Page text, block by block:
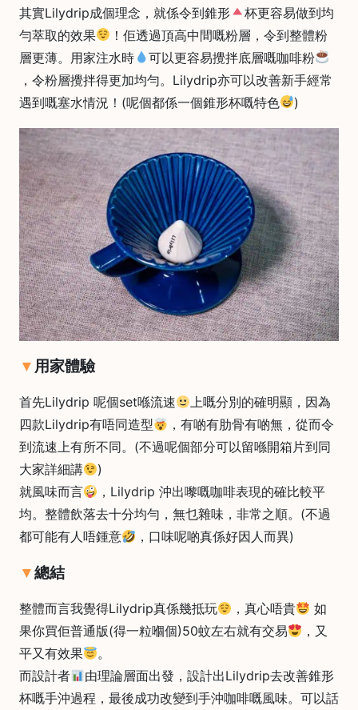
社
課
常
問
題
聯
絡
我
們
門
市
地
：
港
鑽
石
山
五
芳
街
利
森
工
業
大
其實Lilydrip成個理念，就係令到錐形
杯更容易做到均
勻萃取的效果
！佢透過頂高中間嘅粉層，令到整體粉
層更薄。用家注水時
可以更容易攪拌底層嘅咖啡粉
，令粉層攪拌得更加均勻。Lilydrip亦可以改善新手經常
遇到嘅塞水情況！(呢個都係一個錐形杯嘅特色
)
用家體驗
首先Lilydrip 呢個set喺流速
上嘅分別的確明顯，因為
四款Lilydrip有唔同造型
，有啲有肋骨有啲無，從而令
到流速上有所不同。(不過呢個部分可以留喺開箱片到同
大家詳細講
)
就風味而言
，Lilydrip 沖出嚟嘅咖啡表現的確比較平
均。整體飲落去十分均勻，無乜雜味，非常之順。(不過
都可能有人唔鍾意
，口味呢啲真係好因人而異)
總結
整體而言我覺得Lilydrip真係幾抵玩 ，真心唔貴
如
果你買佢普通版(得一粒嗰個)50蚊左右就有交易
，又
平又有效果
。
而設計者
由理論層面出發，設計出Lilydrip去改善錐形
杯嘅手沖過程，最後成功改變到手沖咖啡嘅風味。可以話